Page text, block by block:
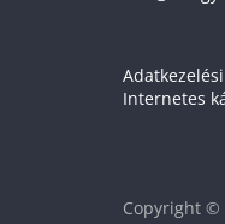
Internetes
Copyright ©